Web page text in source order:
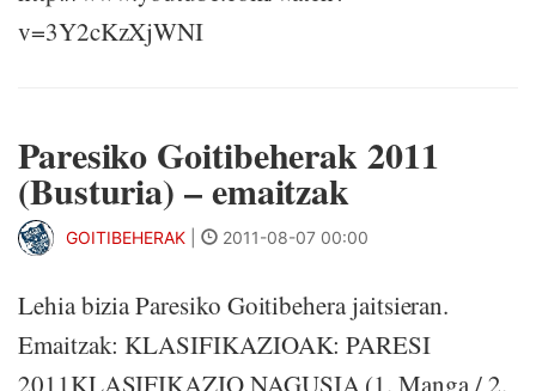
v=3Y2cKzXjWNI
Paresiko Goitibeherak 2011
(Busturia) – emaitzak
GOITIBEHERAK 2011-08-07 00:00
Lehia bizia Paresiko Goitibehera jaitsieran.
Emaitzak: KLASIFIKAZIOAK: PARESI
2011KLASIFIKAZIO NAGUSIA (1. Manga / 2.